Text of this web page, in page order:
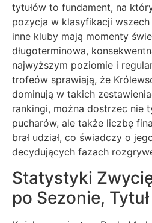
tytułów to fundament, na
pozycja w klasyfikacji
inne kluby mają momenty
długoterminowa,
najwyższym poziomie i
trofeów sprawiają, że
dominują w takich
rankingi, można dostrzec nie
pucharów, ale także liczbę
brał udział, co świadczy o
decydujących fazach
Statystyki
po Sezonie,